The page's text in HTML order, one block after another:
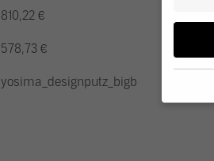
810,22 €
578,73 €
yosima_designputz_bigb